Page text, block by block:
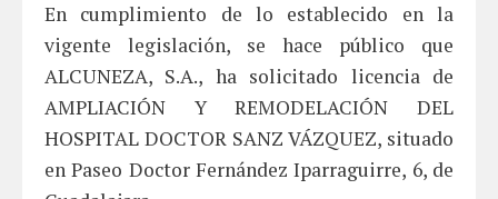
En cumplimiento de lo establecido en la
vigente legislación, se hace público que
ALCUNEZA, S.A., ha solicitado licencia de
AMPLIACIÓN Y REMODELACIÓN DEL
HOSPITAL DOCTOR SANZ VÁZQUEZ, situado
en Paseo Doctor Fernández Iparraguirre, 6, de